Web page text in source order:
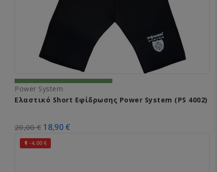
Power System
Ελαστικό Short Εφίδρωσης Power System (PS 4002)
20,00 € 18,90 €
 -4,00 €